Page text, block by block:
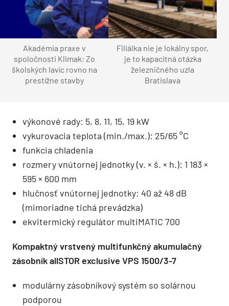
Akadémia praxe v
spoločnosti Klimak: Zo
školských lavíc rovno na
prestížne stavby
Filiálka nie je lokálny spor,
je to kapacitná otázka
železničného uzla
Bratislava
výkonové rady: 5, 8, 11, 15, 19 kW
vykurovacia teplota (min./max.): 25/65 °C
funkcia chladenia
rozmery vnútornej jednotky (v. × š. × h.): 1 183 ×
595 × 600 mm
hlučnosť vnútornej jednotky: 40 až 48 dB
(mimoriadne tichá prevádzka)
ekvitermický regulátor multiMATIC 700
Kompaktný vrstvený multifunkčný akumulačný
zásobník allSTOR exclusive VPS 1500/3-7
modulárny zásobníkový systém so solárnou
podporou